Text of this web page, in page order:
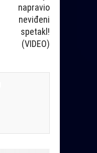
napravio
neviđeni
spetakl!
(VIDEO)